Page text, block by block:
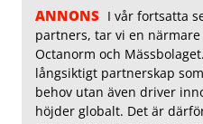
ANNONS I vår fortsatta
partners, tar vi en
Octanorm och
långsiktigt partnerskap
behov utan även driver
höjder globalt. Det är